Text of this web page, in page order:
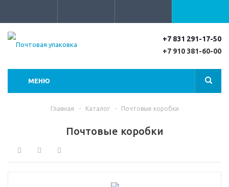
+7 831 291-17-50
+7 910 381-60-00
МЕНЮ
Главная - Каталог - Почтовые коробки
Почтовые коробки